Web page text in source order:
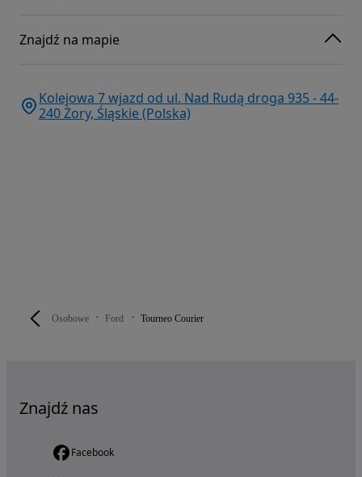
Osobowe Ford Tourneo Courier
Znajdź na mapie
Kolejowa 7 wjazd od ul. Nad Rudą droga 935 - 44-
240 Żory, Śląskie (Polska)
Znajdź nas
Facebook